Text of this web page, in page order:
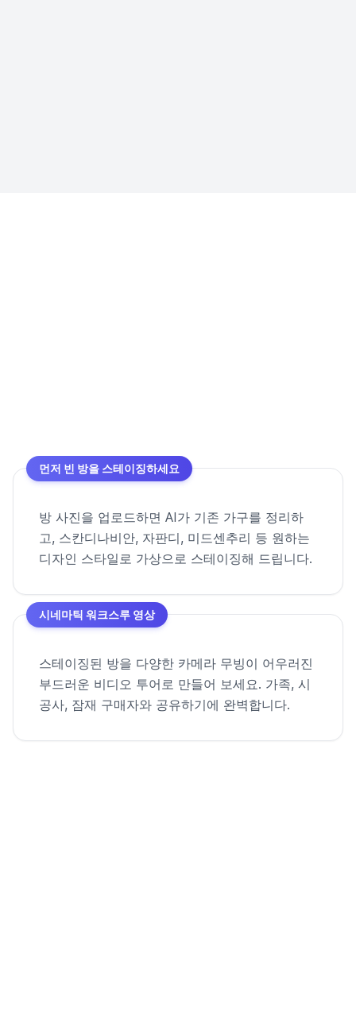
먼저 빈 방을 스테이징하세요
방 사진을 업로드하면 AI가 기존 가구를 정리하
고, 스칸디나비안, 자판디, 미드센추리 등 원하는
디자인 스타일로 가상으로 스테이징해 드립니다.
시네마틱 워크스루 영상
스테이징된 방을 다양한 카메라 무빙이 어우러진
부드러운 비디오 투어로 만들어 보세요. 가족, 시
공사, 잠재 구매자와 공유하기에 완벽합니다.